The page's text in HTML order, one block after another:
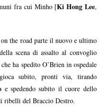
fra cui Minho [Ki Hong Lee,
the road parte il nuovo e ultimo
scena di assalto al convoglio
ha spedito O’Brien in ospedale
subito, pronti via, tirando
e spedendo subito il cuore dello
ribelli del Braccio Destro.